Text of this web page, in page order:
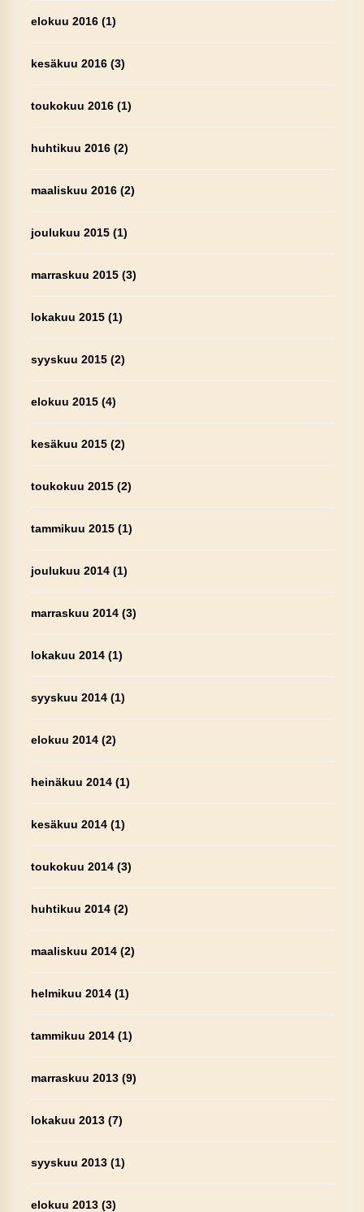
elokuu 2016(1)
kesäkuu 2016(3)
toukokuu 2016(1)
huhtikuu 2016(2)
maaliskuu 2016(2)
joulukuu 2015(1)
marraskuu 2015(3)
lokakuu 2015(1)
syyskuu 2015(2)
elokuu 2015(4)
kesäkuu 2015(2)
toukokuu 2015(2)
tammikuu 2015(1)
joulukuu 2014(1)
marraskuu 2014(3)
lokakuu 2014(1)
syyskuu 2014(1)
elokuu 2014(2)
heinäkuu 2014(1)
kesäkuu 2014(1)
toukokuu 2014(3)
huhtikuu 2014(2)
maaliskuu 2014(2)
helmikuu 2014(1)
tammikuu 2014(1)
marraskuu 2013(9)
lokakuu 2013(7)
syyskuu 2013(1)
elokuu 2013(3)